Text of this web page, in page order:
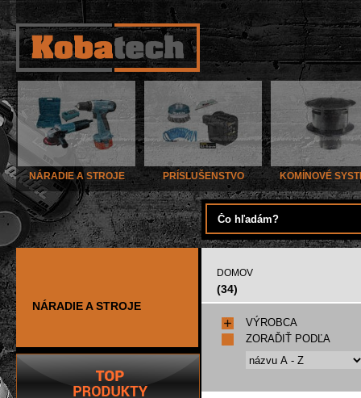
NÁRADIE A STROJE PRÍSLUŠENSTVO KOMÍNOVÉ
NÁRADIE A STROJE
DOMOV
(34)
VÝROBCA
ZORAĎIŤ PODĽA